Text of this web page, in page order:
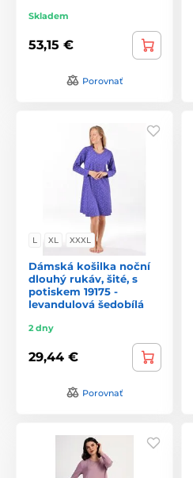
Skladem
53,15 €
Porovnať
L XL XXXL
Dámská košilka noční
dlouhý rukáv, šité, s
potiskem 19175 -
levandulová šedobílá
2 dny
29,44 €
Porovnať